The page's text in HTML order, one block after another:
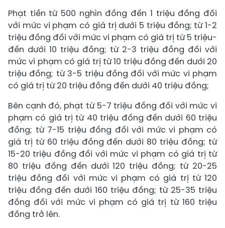
Phạt tiền từ 500 nghìn đồng đến 1 triệu đồng đối
với mức vi phạm có giá trị dưới 5 triệu đồng; từ 1-2
triệu đồng đối với mức vi phạm có giá trị từ 5 triệu-
đến dưới 10 triệu đồng; từ 2-3 triệu đồng đối với
mức vi phạm có giá trị từ 10 triệu đồng đến dưới 20
triệu đồng; từ 3-5 triệu đồng đối với mức vi phạm
có giá trị từ 20 triệu đồng đến dưới 40 triệu đồng;
Bên cạnh đó, phạt từ 5-7 triệu đồng đối với mức vi
phạm có giá trị từ 40 triệu đồng đến dưới 60 triệu
đồng; từ 7-15 triệu đồng đối với mức vi phạm có
giá trị từ 60 triệu đồng đến dưới 80 triệu đồng; từ
15-20 triệu đồng đối với mức vi phạm có giá trị từ
80 triệu đồng đến dưới 120 triệu đồng; từ 20-25
triệu đồng đối với mức vi phạm có giá trị từ 120
triệu đồng đến dưới 160 triệu đồng; từ 25-35 triệu
đồng đối với mức vi phạm có giá trị từ 160 triệu
đồng trở lên.